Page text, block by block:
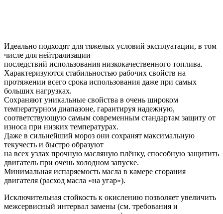
Идеально подходят для тяжелых условий эксплуатации, в том
числе для нейтрализации
последствий использования низкокачественного топлива.
Характеризуются стабильностью рабочих свойств на
протяжении всего срока использования даже при самых
больших нагрузках.
Сохраняют уникальные свойства в очень широком
температурном диапазоне, гарантируя надежную,
соответствующую самым современным стандартам защиту от
износа при низких температурах.
Даже в сильнейший мороз они сохранят максимальную
текучесть и быстро образуют
на всех узлах прочную масляную плёнку, способную защитить
двигатель при очень холодном запуске.
Минимальная испаряемость масла в камере сгорания
двигателя (расход масла «на угар»).
Исключительная стойкость к окислению позволяет увеличить
межсервисный интервал замены (см. требования и